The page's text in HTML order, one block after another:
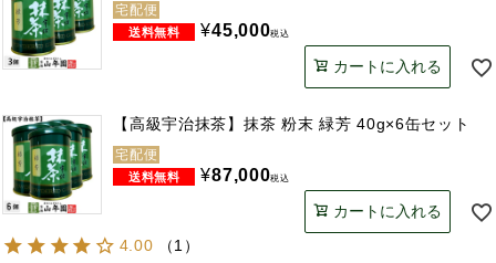
宅配便
¥45,000税込
カートに入れる
【高級宇治抹茶】抹茶 粉末 緑芳 40g×6缶セット
宅配便
¥87,000税込
カートに入れる
4.00
（1 ）